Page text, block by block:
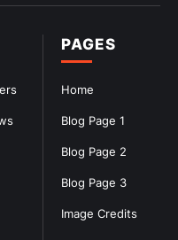
PAGES
Home
Blog Page 1
Blog Page 2
Blog Page 3
Image Credits